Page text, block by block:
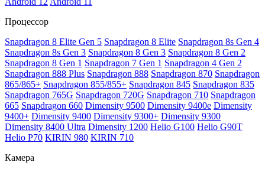
Процессор
Snapdragon 8 Elite Gen 5 Snapdragon 8 Elite Snapdragon 8s Gen 4
Snapdragon 8s Gen 3 Snapdragon 8 Gen 3 Snapdragon 8 Gen 2
Snapdragon 8 Gen 1 Snapdragon 7 Gen 1 Snapdragon 4 Gen 2
Snapdragon 888 Plus Snapdragon 888 Snapdragon 870 Snapdragon
865/865+ Snapdragon 855/855+ Snapdragon 845 Snapdragon 835
Snapdragon 765G Snapdragon 720G Snapdragon 710 Snapdragon
665 Snapdragon 660 Dimensity 9500 Dimensity 9400e Dimensity
9400+ Dimensity 9400 Dimensity 9300+ Dimensity 9300
Dimensity 8400 Ultra Dimensity 1200 Helio G100 Helio G90T
Helio P70 KIRIN 980 KIRIN 710
Камера